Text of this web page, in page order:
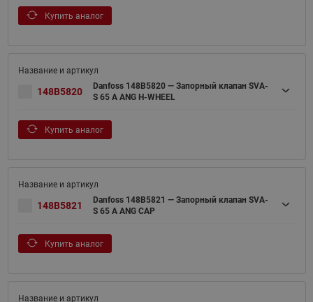
Купить аналог
148B5820
Danfoss 148B5820 — Запорный клапан SVA-
S 65 A ANG H-WHEEL
Купить аналог
148B5821
Danfoss 148B5821 — Запорный клапан SVA-
S 65 A ANG CAP
Купить аналог